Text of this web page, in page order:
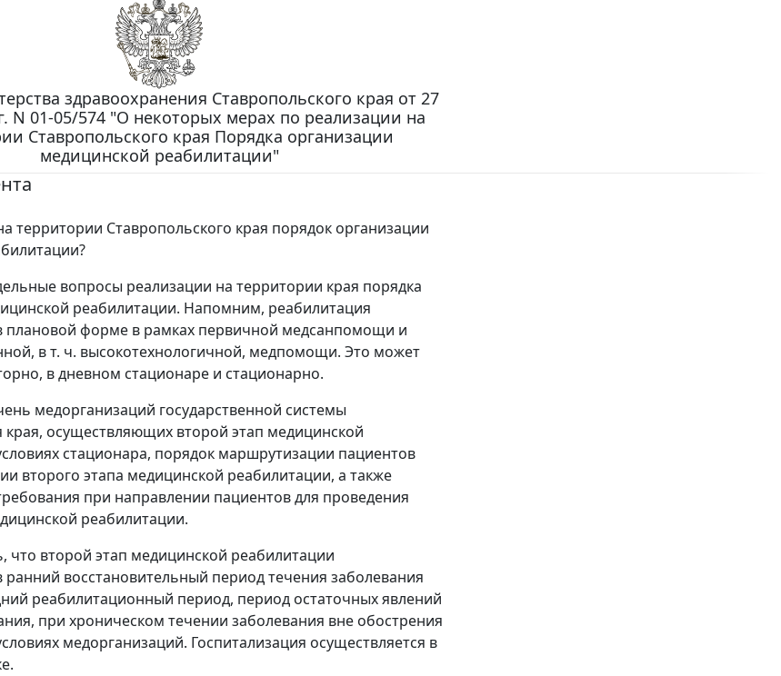
здравоохранения Ставропольского края от 27
N 01-05/574 "О некоторых мерах по реализации на
Ставропольского края Порядка организации
медицинской реабилитации"
территории Ставропольского края порядок организации
вопросы реализации на территории края порядка
реабилитации. Напомним, реабилитация
плановой форме в рамках первичной медсанпомощи и
в т. ч. высокотехнологичной, медпомощи. Это может
в дневном стационаре и стационарно.
медорганизаций государственной системы
края, осуществляющих второй этап медицинской
стационара, порядок маршрутизации пациентов
второго этапа медицинской реабилитации, а также
при направлении пациентов для проведения
реабилитации.
что второй этап медицинской реабилитации
ранний восстановительный период течения заболевания
реабилитационный период, период остаточных явлений
при хроническом течении заболевания вне обострения
медорганизаций. Госпитализация осуществляется в